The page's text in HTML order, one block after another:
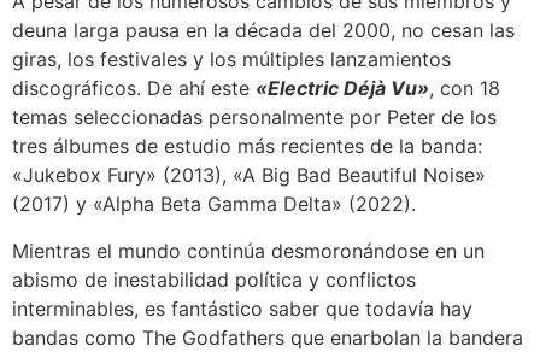
deuna larga pausa en la década del 2000, no cesan las
giras, los festivales y los múltiples lanzamientos
discográficos. De ahí este «Electric Déjà Vu», con 18
temas seleccionadas personalmente por Peter de los
tres álbumes de estudio más recientes de la banda:
«Jukebox Fury» (2013), «A Big Bad Beautiful Noise»
(2017) y «Alpha Beta Gamma Delta» (2022).
Mientras el mundo continúa desmoronándose en un
abismo de inestabilidad política y conflictos
interminables, es fantástico saber que todavía hay
bandas como The Godfathers que enarbolan la bandera